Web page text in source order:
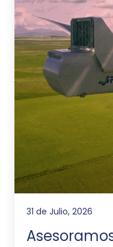
31 de Julio, 2026